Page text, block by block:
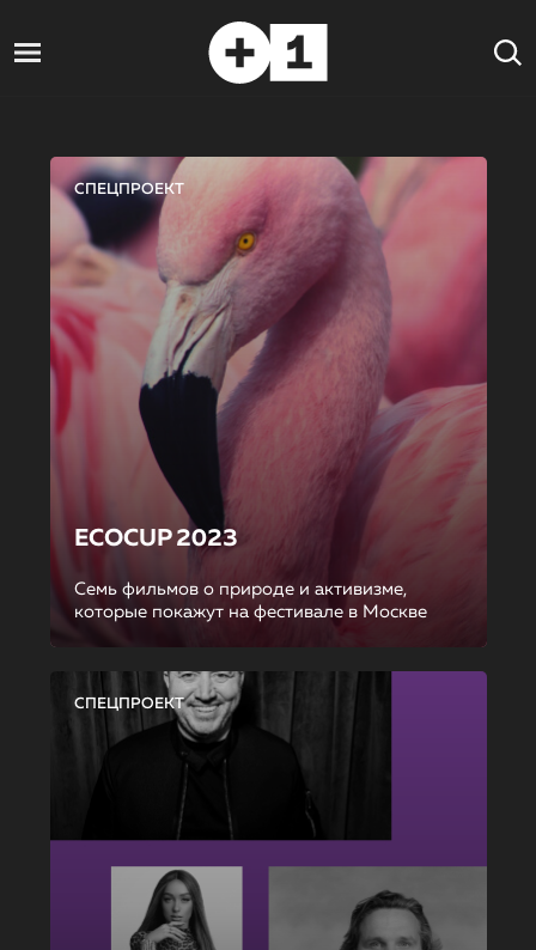
СПЕЦПРОЕКТ
ECOCUP 2023
Семь фильмов о природе и активизме,
которые покажут на фестивале в Москве
СПЕЦПРОЕКТ